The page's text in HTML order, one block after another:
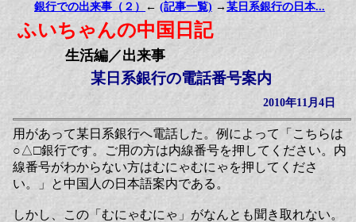
銀行での出来事（２） ← (記事一覧) → 某日系銀行の日本...
ふいちゃんの中国日記
生活編／出来事
某日系銀行の電話番号案内
2010年11月4日
用があって某日系銀行へ電話した。例によって「こちらは
○△□銀行です。ご用の方は内線番号を押してください。内
線番号がわからない方はむにゃむにゃを押してくださ
い。」と中国人の日本語案内である。
しかし、この「むにゃむにゃ」がなんとも聞き取れない。